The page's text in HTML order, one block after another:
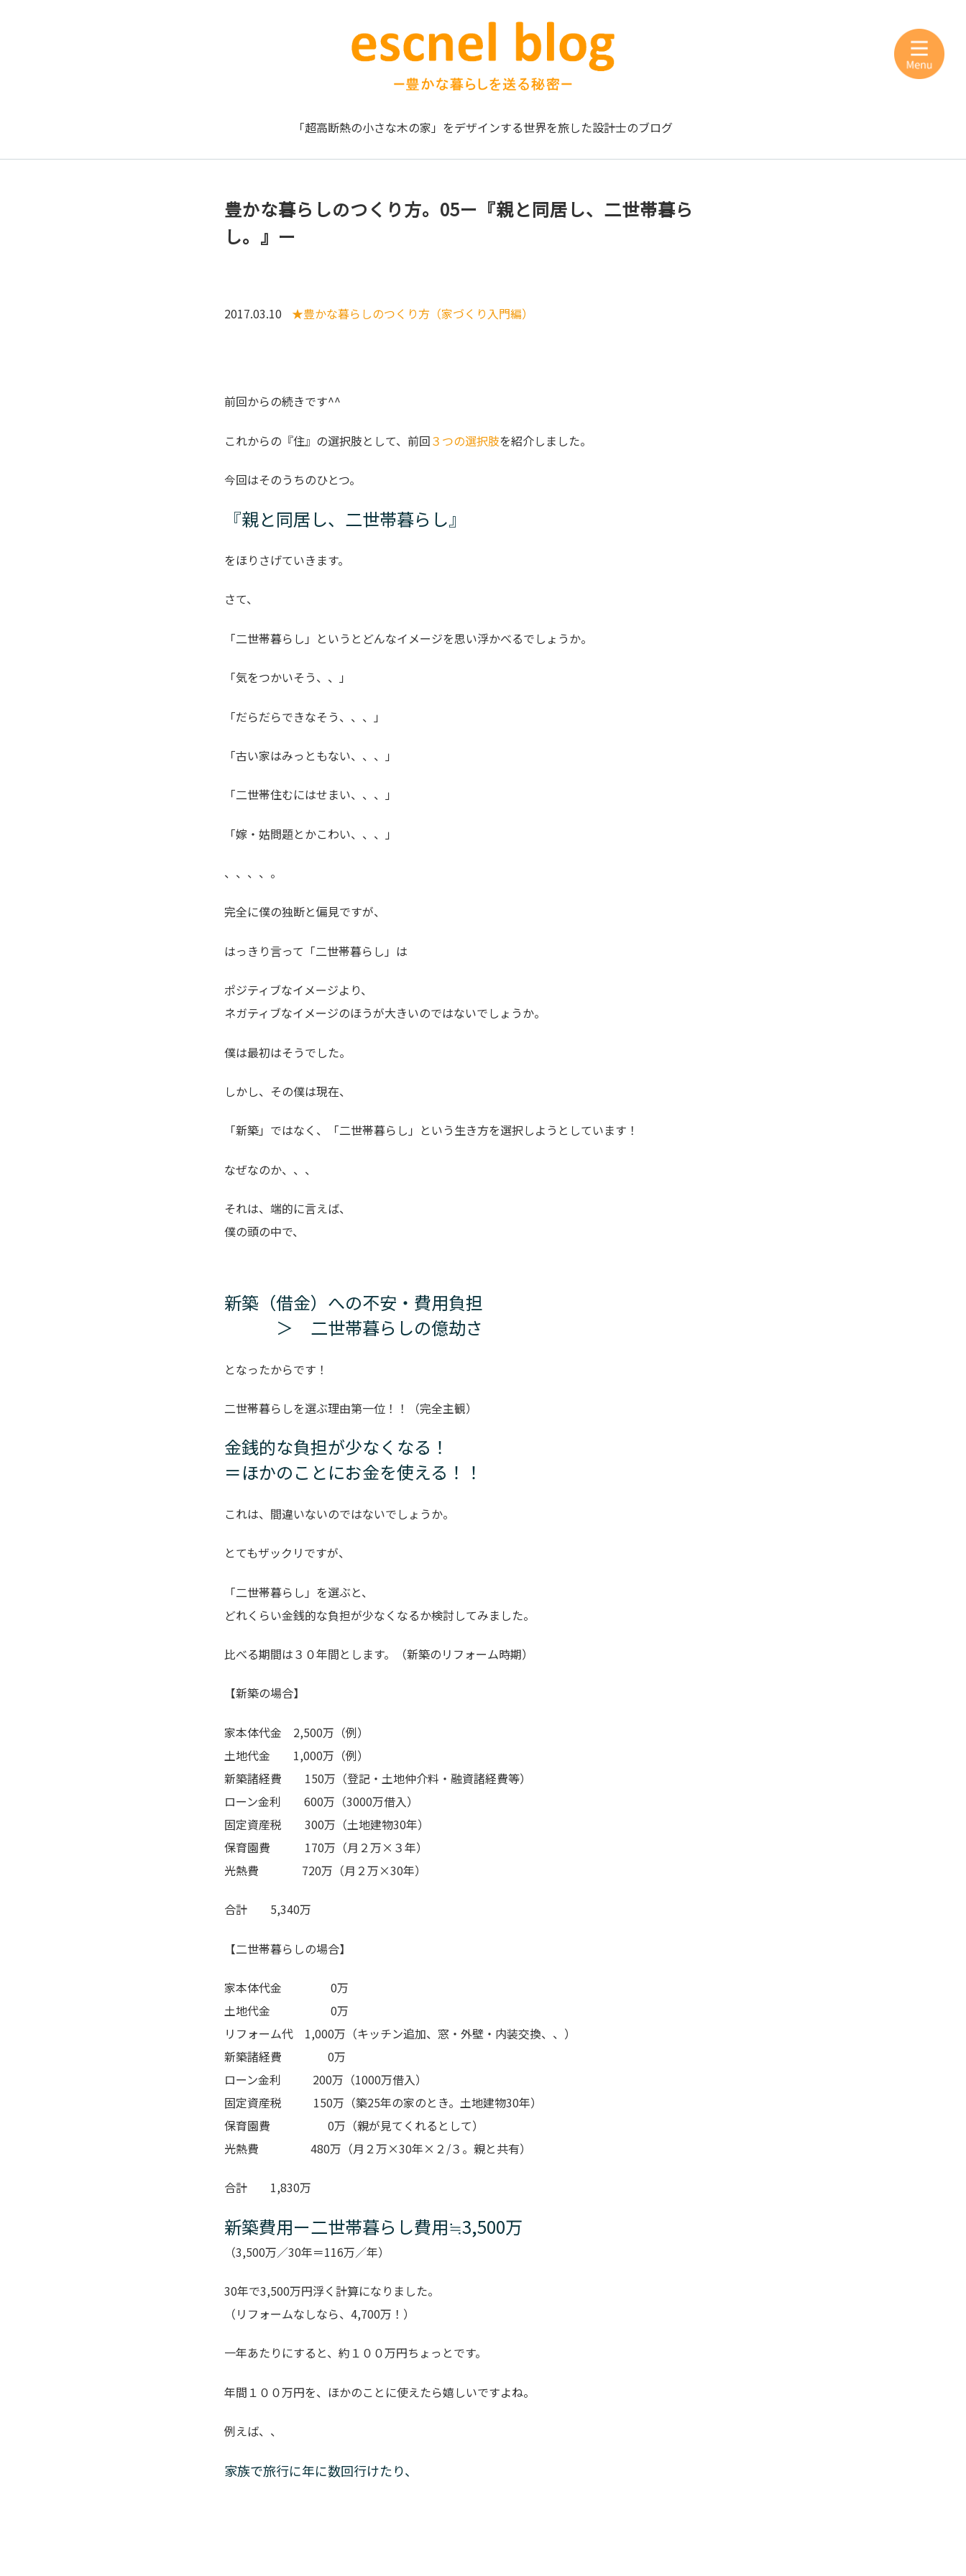
「超高断熱の小さな木の家」をデザインする世界を旅した設計士のブログ
豊かな暮らしのつくり方。05ー『親と同居し、二世帯暮ら
し。』ー
2017.03.10 ★豊かな暮らしのつくり方（家づくり入門編）
前回からの続きです^^
これからの『住』の選択肢として、前回３つの選択肢を紹介しました。
今回はそのうちのひとつ。
『親と同居し、二世帯暮らし』
をほりさげていきます。
さて、
「二世帯暮らし」というとどんなイメージを思い浮かべるでしょうか。
「気をつかいそう、、」
「だらだらできなそう、、、」
「古い家はみっともない、、、」
「二世帯住むにはせまい、、、」
「嫁・姑問題とかこわい、、、」
、、、、。
完全に僕の独断と偏見ですが、
はっきり言って「二世帯暮らし」は
ポジティブなイメージより、
ネガティブなイメージのほうが大きいのではないでしょうか。
僕は最初はそうでした。
しかし、その僕は現在、
「新築」ではなく、「二世帯暮らし」という生き方を選択しようとしています！
なぜなのか、、、
それは、端的に言えば、
僕の頭の中で、
新築（借金）への不安・費用負担
＞ 二世帯暮らしの億劫さ
となったからです！
二世帯暮らしを選ぶ理由第一位！！（完全主観）
金銭的な負担が少なくなる！
＝ほかのことにお金を使える！！
これは、間違いないのではないでしょうか。
とてもザックリですが、
「二世帯暮らし」を選ぶと、
どれくらい金銭的な負担が少なくなるか検討してみました。
比べる期間は３０年間とします。（新築のリフォーム時期）
【新築の場合】
家本体代金 2,500万（例）
土地代金 1,000万（例）
新築諸経費 150万（登記・土地仲介料・融資諸経費等）
ローン金利 600万（3000万借入）
固定資産税 300万（土地建物30年）
保育園費 170万（月２万×３年）
光熱費 720万（月２万×30年）
合計 5,340万
【二世帯暮らしの場合】
家本体代金 0万
土地代金 0万
リフォーム代 1,000万（キッチン追加、窓・外壁・内装交換、、）
新築諸経費 0万
ローン金利 200万（1000万借入）
固定資産税 150万（築25年の家のとき。土地建物30年）
保育園費 0万（親が見てくれるとして）
光熱費 480万（月２万×30年×２/３。親と共有）
合計 1,830万
新築費用ー二世帯暮らし費用≒3,500万
（3,500万／30年＝116万／年）
30年で3,500万円浮く計算になりました。
（リフォームなしなら、4,700万！）
一年あたりにすると、約１００万円ちょっとです。
年間１００万円を、ほかのことに使えたら嬉しいですよね。
例えば、、
家族で旅行に年に数回行けたり、